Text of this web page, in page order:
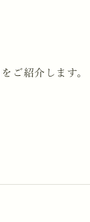
ご紹介します。